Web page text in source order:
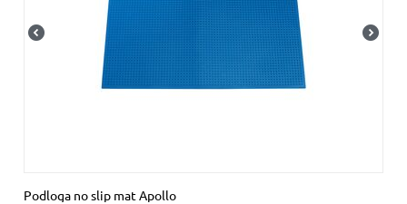
Podloga no slip mat Apollo